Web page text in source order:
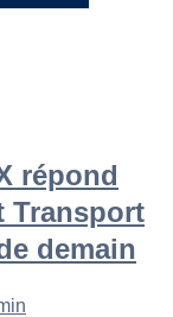
répond
Transport
demain